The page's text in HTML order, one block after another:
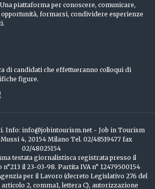
piattaforma per conoscere, comunicare,
formarsi, condividere esperienze
di candidati che effettueranno colloqui di
figure.
Info: info@jobintourism.net - Job in Tourism
4, 20154 Milano Tel. 02/48519477 fax
02/48025154
testata giornalistisca registrata presso il
il 23-03-98. Partita IVA n° 12479500154
per il Lavoro (decreto Legislativo 276 del
articolo 2, comma1, lettera C), autorizzazione